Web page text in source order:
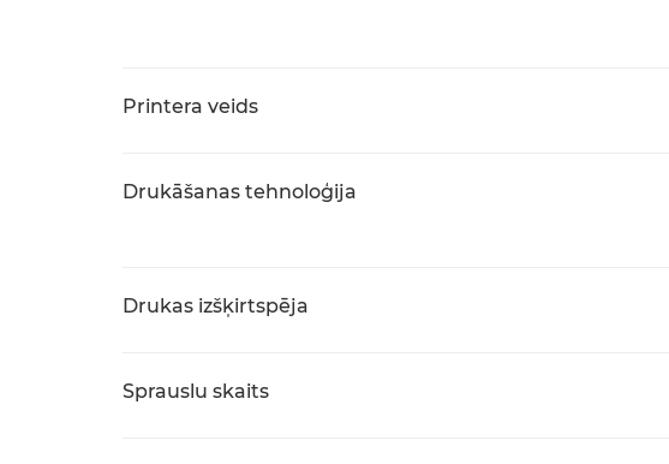
Printera veids
Drukāšanas tehnoloģija
Drukas izšķirtspēja
Sprauslu skaits